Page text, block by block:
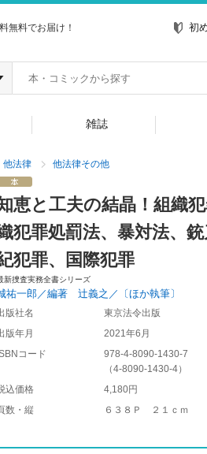
無料でお届け！ 初
雑誌
他法律 他法律その他
恵と工夫の結晶！組織
犯罪処罰法、暴対法、
犯罪、国際犯罪
新捜査実務全書シリーズ
祐一郎／編著 辻義之／〔ほか執筆〕
版社名
東京法令出版
版年月
2021年6月
コード
978-4-8090-1430-7
（4-8090-1430-4）
込価格
4,180円
数・縦
６３８Ｐ ２１ｃｍ